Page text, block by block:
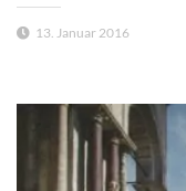
13. Januar 2016